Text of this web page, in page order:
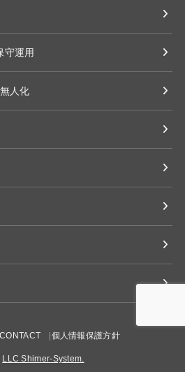
守運用
人化
CONTACT 個人情報保護方針
LLC Shimer-System.